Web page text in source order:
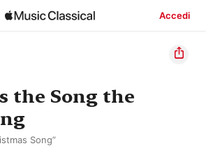
Accedi
the Song the
Song”